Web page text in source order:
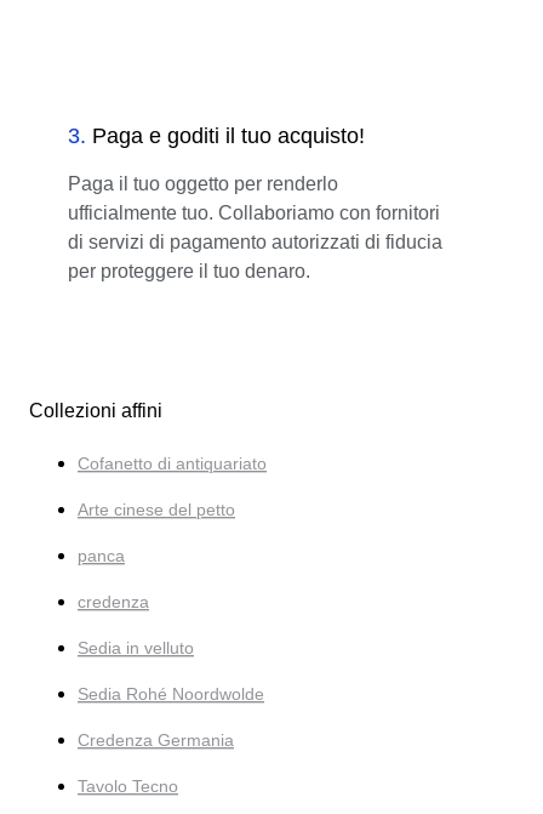
3. Paga e goditi il tuo acquisto!
Paga il tuo oggetto per renderlo
ufficialmente tuo. Collaboriamo con fornitori
di servizi di pagamento autorizzati di fiducia
per proteggere il tuo denaro.
Collezioni affini
Cofanetto di antiquariato
Arte cinese del petto
panca
credenza
Sedia in velluto
Sedia Rohé Noordwolde
Credenza Germania
Tavolo Tecno